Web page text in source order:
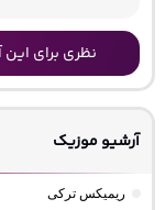
نظری برای
آرشیو موزیک
ریمیکس ترکی